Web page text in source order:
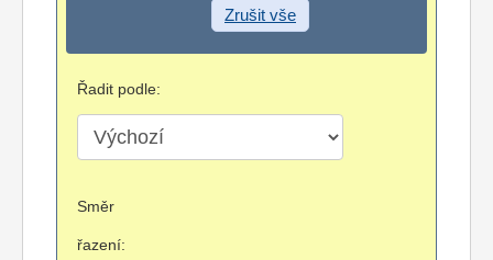
Zrušit vše
Řadit podle:
Směr
řazení: